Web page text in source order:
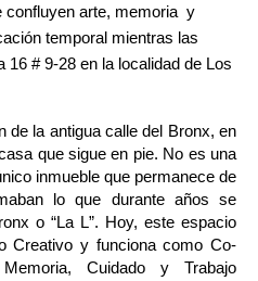
confluyen arte, memoria  y
temporal mientras las
16 # 9-28 en la localidad de Los
de la antigua calle del Bronx, en
que sigue en pie. No es una
inmueble que permanece de
lo que durante años se
o “La L”. Hoy, este espacio
Creativo y funciona como Co-
Cuidado y Trabajo